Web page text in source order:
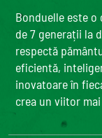
Bonduelle este
de 7 generații la
respectă
eficientă,
inovatoare în
crea un viitor